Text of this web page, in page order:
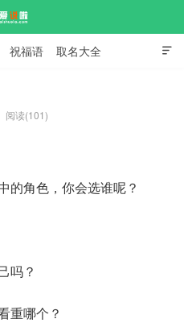

祝福语 取名大全
阅读(101)
的角色，你会选谁呢？
吗？
重哪个？